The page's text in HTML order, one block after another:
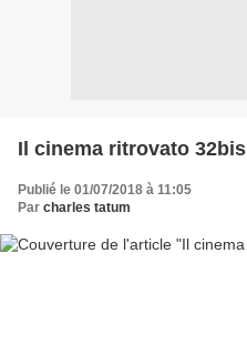
Il cinema ritrovato 32bis
Publié le 01/07/2018 à 11:05
Par charles tatum